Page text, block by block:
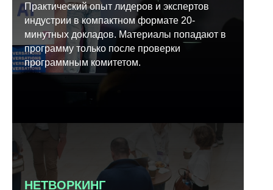
Практический опыт лидеров и экспертов
индустрии в компактном формате 20-
минутных докладов. Материалы попадают в
программу только после проверки
программным комитетом.
НЕТВОРКИНГ